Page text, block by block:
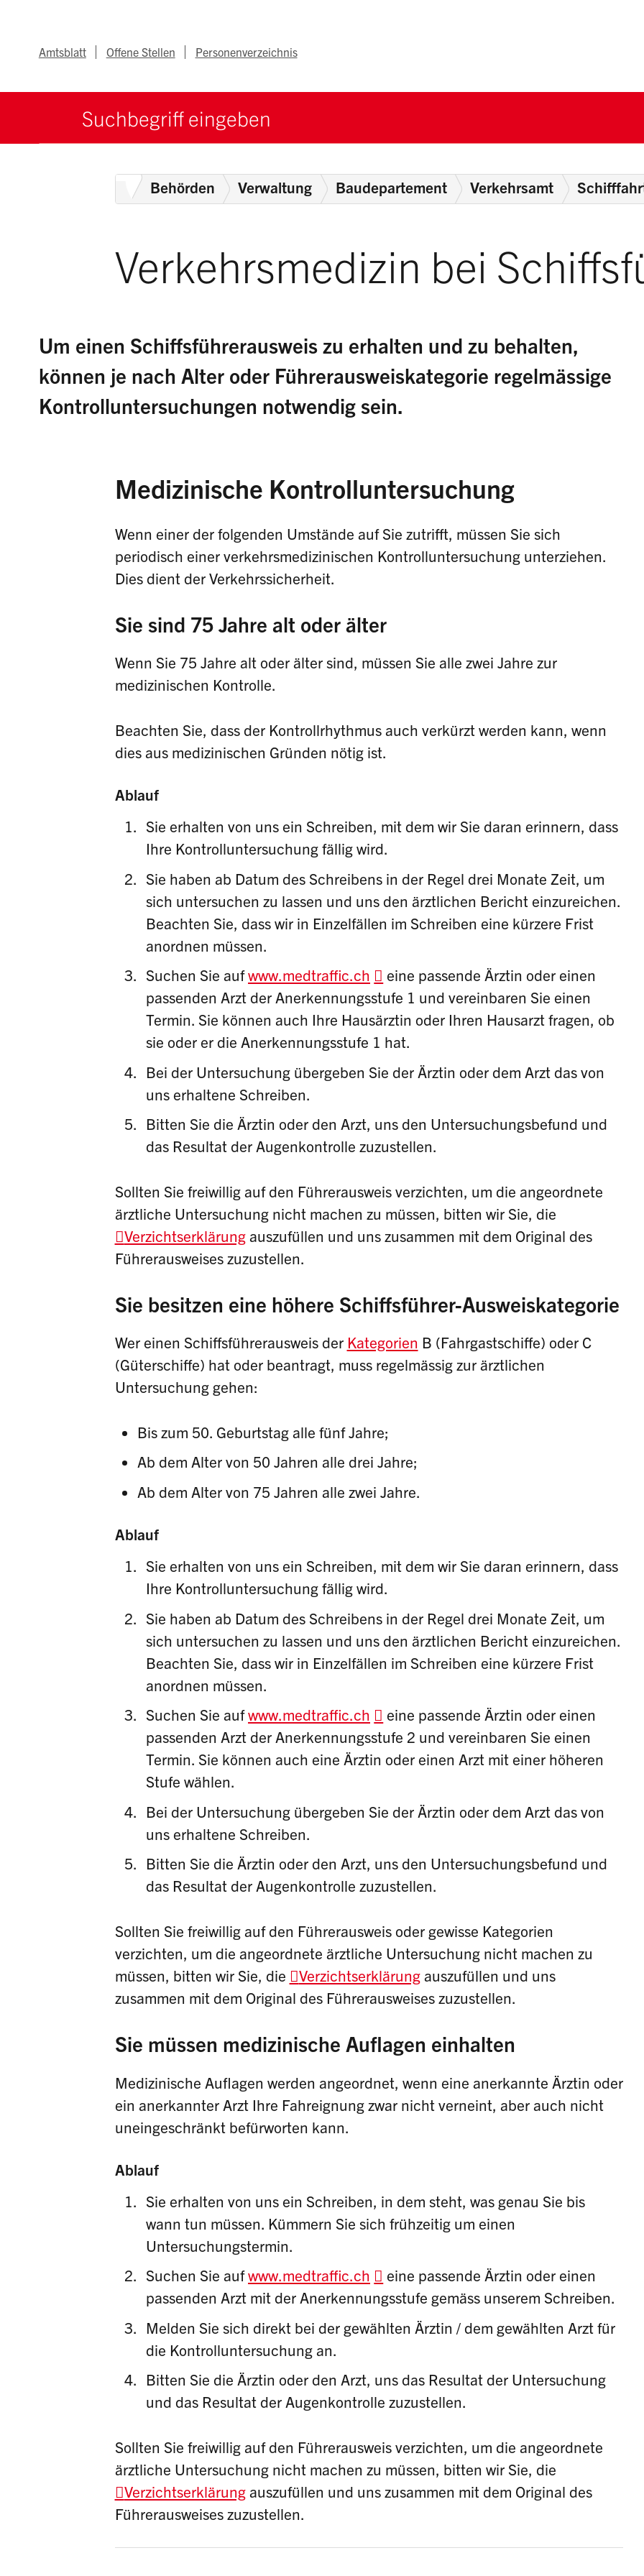
Metanav
Amtsblatt Offene Stellen Personenverzeichnis
Suchbegriff
HomeBehörden Verwaltung Baudepartement Verkehrsamt
Verkehrsmedizin bei
Um einen Schiffsführerausweis zu erhalten und zu behalten,
können je nach Alter oder Führerausweiskategorie regelmässige
Kontrolluntersuchungen notwendig sein.
Medizinische Kontrolluntersuchung
Wenn einer der folgenden Umstände auf Sie zutrifft, müssen Sie sich
periodisch einer verkehrsmedizinischen Kontrolluntersuchung unterziehen.
Dies dient der Verkehrssicherheit.
Sie sind 75 Jahre alt oder älter
Wenn Sie 75 Jahre alt oder älter sind, müssen Sie alle zwei Jahre zur
medizinischen Kontrolle.
Beachten Sie, dass der Kontrollrhythmus auch verkürzt werden kann, wenn
dies aus medizinischen Gründen nötig ist.
Ablauf
Sie erhalten von uns ein Schreiben, mit dem wir Sie daran erinnern, dass
Ihre Kontrolluntersuchung fällig wird.
Sie haben ab Datum des Schreibens in der Regel drei Monate Zeit, um
sich untersuchen zu lassen und uns den ärztlichen Bericht einzureichen.
Beachten Sie, dass wir in Einzelfällen im Schreiben eine kürzere Frist
anordnen müssen.
Suchen Sie aufwww.medtraffic.ch
eine passende Ärztin oder einen
passenden Arzt der Anerkennungsstufe 1 und vereinbaren Sie einen
Termin. Sie können auch Ihre Hausärztin oder Ihren Hausarzt fragen, ob
sie oder er die Anerkennungsstufe 1 hat.
Bei der Untersuchung übergeben Sie der Ärztin oder dem Arzt das von
uns erhaltene Schreiben.
Bitten Sie die Ärztin oder den Arzt, uns den Untersuchungsbefund und
das Resultat der Augenkontrolle zuzustellen.
Sollten Sie freiwillig auf den Führerausweis verzichten, um die angeordnete
ärztliche Untersuchung nicht machen zu müssen, bitten wir Sie, die
Verzichtserklärungauszufüllen und uns zusammen mit dem Original des
Führerausweises zuzustellen.
Sie besitzen eine höhere Schiffsführer-Ausweiskategorie
Wer einen Schiffsführerausweis der Kategorien B (Fahrgastschiffe) oder C
(Güterschiffe) hat oder beantragt, muss regelmässig zur ärztlichen
Untersuchung gehen:
Bis zum 50. Geburtstag alle fünf Jahre;
Ab dem Alter von 50 Jahren alle drei Jahre;
Ab dem Alter von 75 Jahren alle zwei Jahre.
Ablauf
Sie erhalten von uns ein Schreiben, mit dem wir Sie daran erinnern, dass
Ihre Kontrolluntersuchung fällig wird.
Sie haben ab Datum des Schreibens in der Regel drei Monate Zeit, um
sich untersuchen zu lassen und uns den ärztlichen Bericht einzureichen.
Beachten Sie, dass wir in Einzelfällen im Schreiben eine kürzere Frist
anordnen müssen.
Suchen Sie aufwww.medtraffic.ch
eine passende Ärztin oder einen
passenden Arzt der Anerkennungsstufe 2 und vereinbaren Sie einen
Termin. Sie können auch eine Ärztin oder einen Arzt mit einer höheren
Stufe wählen.
Bei der Untersuchung übergeben Sie der Ärztin oder dem Arzt das von
uns erhaltene Schreiben.
Bitten Sie die Ärztin oder den Arzt, uns den Untersuchungsbefund und
das Resultat der Augenkontrolle zuzustellen.
Sollten Sie freiwillig auf den Führerausweis oder gewisse Kategorien
verzichten, um die angeordnete ärztliche Untersuchung nicht machen zu
müssen, bitten wir Sie, die
Verzichtserklärungauszufüllen und uns
zusammen mit dem Original des Führerausweises zuzustellen.
Sie müssen medizinische Auflagen einhalten
Medizinische Auflagen werden angeordnet, wenn eine anerkannte Ärztin oder
ein anerkannter Arzt Ihre Fahreignung zwar nicht verneint, aber auch nicht
uneingeschränkt befürworten kann.
Ablauf
Sie erhalten von uns ein Schreiben, in dem steht, was genau Sie bis
wann tun müssen. Kümmern Sie sich frühzeitig um einen
Untersuchungstermin.
Suchen Sie aufwww.medtraffic.ch
eine passende Ärztin oder einen
passenden Arzt mit der Anerkennungsstufe gemäss unserem Schreiben.
Melden Sie sich direkt bei der gewählten Ärztin / dem gewählten Arzt für
die Kontrolluntersuchung an.
Bitten Sie die Ärztin oder den Arzt, uns das Resultat der Untersuchung
und das Resultat der Augenkontrolle zuzustellen.
Sollten Sie freiwillig auf den Führerausweis verzichten, um die angeordnete
ärztliche Untersuchung nicht machen zu müssen, bitten wir Sie, die
Verzichtserklärungauszufüllen und uns zusammen mit dem Original des
Führerausweises zuzustellen.